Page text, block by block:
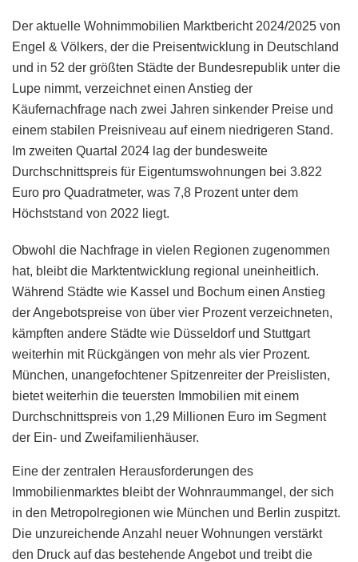
Der aktuelle Wohnimmobilien Marktbericht 2024/2025 von
Engel & Völkers, der die Preisentwicklung in Deutschland
und in 52 der größten Städte der Bundesrepublik unter die
Lupe nimmt, verzeichnet einen Anstieg der
Käufernachfrage nach zwei Jahren sinkender Preise und
einem stabilen Preisniveau auf einem niedrigeren Stand.
Im zweiten Quartal 2024 lag der bundesweite
Durchschnittspreis für Eigentumswohnungen bei 3.822
Euro pro Quadratmeter, was 7,8 Prozent unter dem
Höchststand von 2022 liegt.
Obwohl die Nachfrage in vielen Regionen zugenommen
hat, bleibt die Marktentwicklung regional uneinheitlich.
Während Städte wie Kassel und Bochum einen Anstieg
der Angebotspreise von über vier Prozent verzeichneten,
kämpften andere Städte wie Düsseldorf und Stuttgart
weiterhin mit Rückgängen von mehr als vier Prozent.
München, unangefochtener Spitzenreiter der Preislisten,
bietet weiterhin die teuersten Immobilien mit einem
Durchschnittspreis von 1,29 Millionen Euro im Segment
der Ein- und Zweifamilienhäuser.
Eine der zentralen Herausforderungen des
Immobilienmarktes bleibt der Wohnraummangel, der sich
in den Metropolregionen wie München und Berlin zuspitzt.
Die unzureichende Anzahl neuer Wohnungen verstärkt
den Druck auf das bestehende Angebot und treibt die